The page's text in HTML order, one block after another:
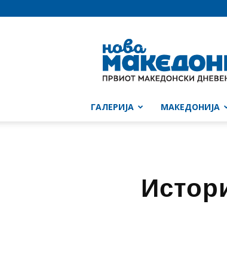
Македонија
ГАЛЕРИЈА МАКЕДОНИЈА